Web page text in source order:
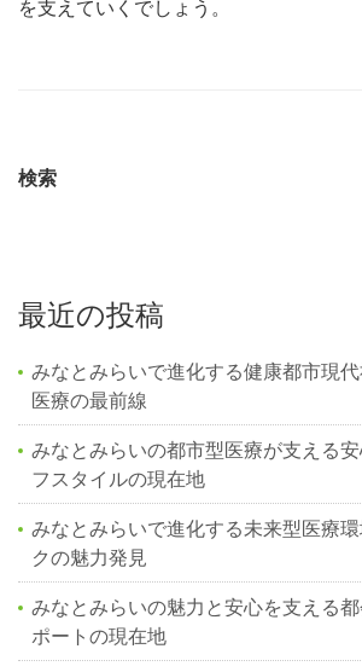
を支えていくでしょう。
検索
最近の投稿
みなとみらいで進化する健康都市現
医療の最前線
みなとみらいの都市型医療が支える
フスタイルの現在地
みなとみらいで進化する未来型医療
クの魅力発見
みなとみらいの魅力と安心を支える
ポートの現在地